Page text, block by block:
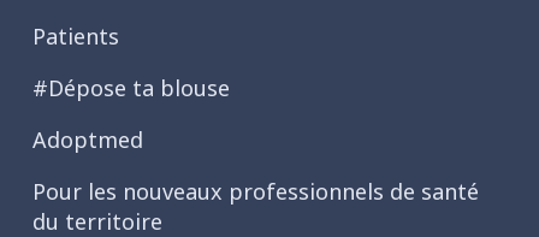
Patients
#Dépose ta blouse
Adoptmed
Pour les nouveaux professionnels de santé
du territoire